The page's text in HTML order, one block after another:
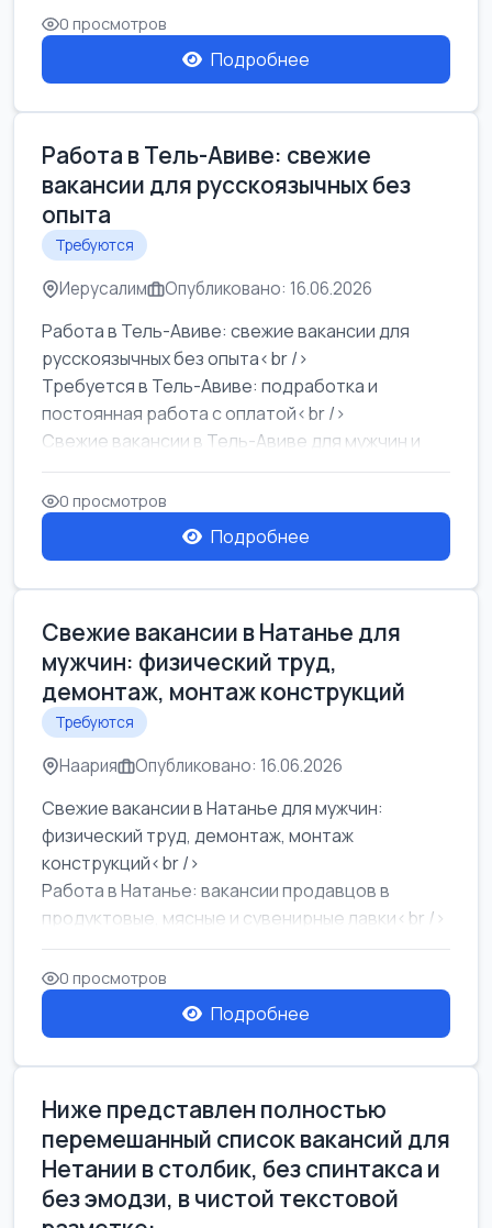
0 просмотров
Подробнее
Работа в Тель-Авиве: свежие
вакансии для русскоязычных без
опыта
Требуются
Иерусалим Опубликовано: 16.06.2026
Работа в Тель-Авиве: свежие вакансии для
русскоязычных без опыта<br />
Требуется в Тель-Авиве: подработка и
постоянная работа с оплатой<br />
Свежие вакансии в Тель-Авиве для мужчин и
женщин от хозя...
0 просмотров
Подробнее
Свежие вакансии в Натанье для
мужчин: физический труд,
демонтаж, монтаж конструкций
Требуются
Наария Опубликовано: 16.06.2026
Свежие вакансии в Натанье для мужчин:
физический труд, демонтаж, монтаж
конструкций<br />
Работа в Натанье: вакансии продавцов в
продуктовые, мясные и сувенирные лавки<br />
Разнорабочий на сборку м...
0 просмотров
Подробнее
Ниже представлен полностью
перемешанный список вакансий для
Нетании в столбик, без спинтакса и
без эмодзи, в чистой текстовой